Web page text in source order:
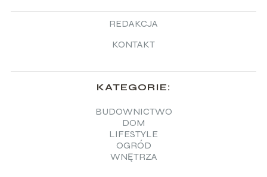
REDAKCJA
KONTAKT
KATEGORIE:
BUDOWNICTWO
DOM
LIFESTYLE
OGRÓD
WNĘTRZA